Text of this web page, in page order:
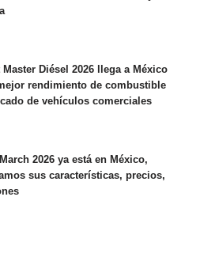
Master Diésel 2026 llega a México
rendimiento de combustible
de vehículos comerciales
2026 ya está en México,
sus características, precios,